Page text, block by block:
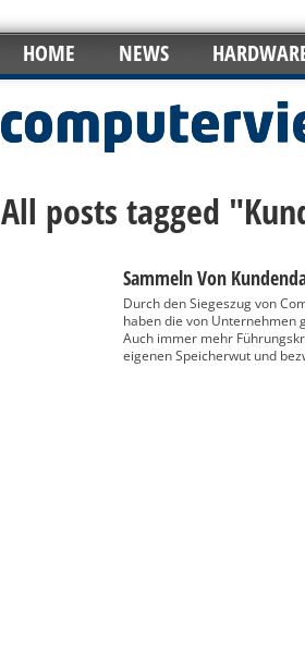
HOME NEWS
All posts tagged
Sammeln Von
Durch den Siegeszug von
haben die von Unternehmen
Auch immer mehr
eigenen Speicherwut und